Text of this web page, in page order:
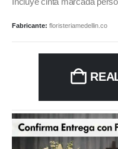
Incluye cinta marcada
Fabricante: floristeriamedellin.co